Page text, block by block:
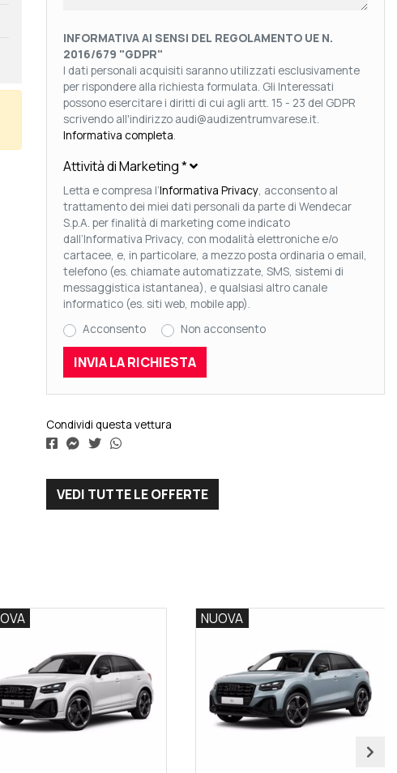
INFORMATIVA AI SENSI DEL REGOLAMENTO UE N.
2016/679 "GDPR"
I dati personali acquisiti saranno utilizzati esclusivamente
per rispondere alla richiesta formulata. Gli Interessati
possono esercitare i diritti di cui agli artt. 15 - 23 del GDPR
scrivendo all'indirizzo audi@audizentrumvarese.it.
Informativa completa.
Attività di Marketing*
Letta e compresa l’Informativa Privacy, acconsento al
trattamento dei miei dati personali da parte di Wendecar
S.p.A. per finalità di marketing come indicato
dall’Informativa Privacy, con modalità elettroniche e/o
cartacee, e, in particolare, a mezzo posta ordinaria o email,
telefono (es. chiamate automatizzate, SMS, sistemi di
messaggistica istantanea), e qualsiasi altro canale
informatico (es. siti web, mobile app).
Acconsento
Non acconsento
Condividi questa vettura
VEDI TUTTE LE OFFERTE